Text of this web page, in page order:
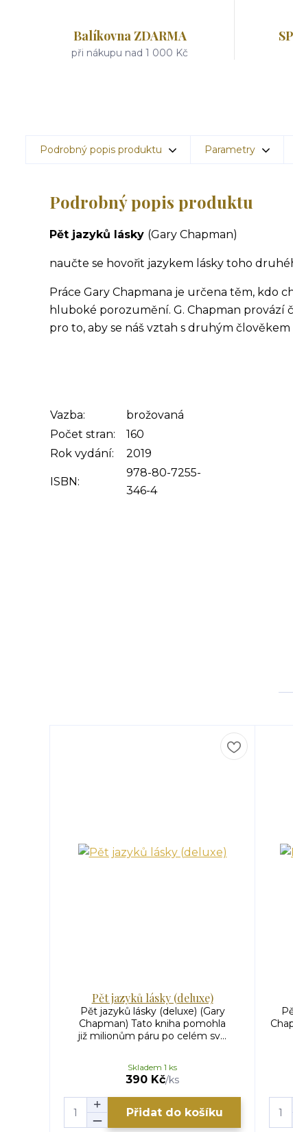
Balíkovna ZDARMA
při nákupu nad 1 000 Kč
Podrobný popis produktu Parametry
Podrobný popis produktu
Pět jazyků lásky (Gary Chapman)
naučte se hovořit jazykem lásky toho
Práce Gary Chapmana je určena těm, kdo
hluboké porozumění. G. Chapman provází
pro to, aby se náš vztah s druhým
Vazba:
brožovaná
Počet stran:
160
Rok vydání:
2019
ISBN:
978-80-7255-
346-4
Pět jazyků lásky (deluxe)
Pět jazyků lásky (deluxe) (Gary
Chapman) Tato kniha pomohla
již milionům páru po celém sv...
390 Kč/ks
Skladem 1 ks
Přidat do košíku